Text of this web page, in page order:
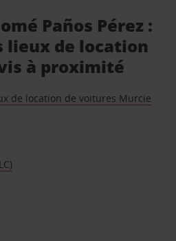
Paños Pérez :
lieux de location
à proximité
de location de voitures Murcie